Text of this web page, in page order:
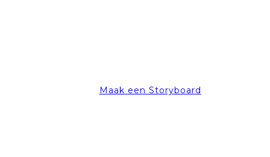
Maak een Storyboard